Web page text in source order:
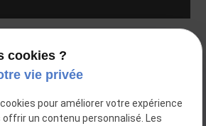
35 rue Voltaire
69003 Lyon
81 68 35 91
cookies ?
vie privée
pour améliorer votre expérience
un contenu personnalisé. Les